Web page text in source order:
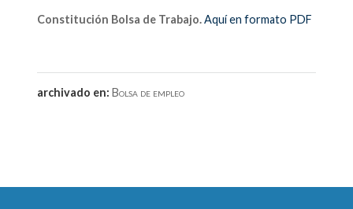
Constitución Bolsa de Trabajo.Aquí en formato PDF
archivado en:Bolsa de empleo